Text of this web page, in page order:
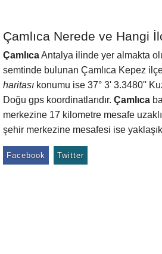
Çamlıca Nerede ve Hangi
ÇamlıcaAntalya ilinde yer almakta
semtinde bulunan Çamlıca Kepez
haritası konumu ise 37° 3' 3.3480''
Doğu gps koordinatlarıdır. Çamlıca
merkezine 17 kilometre mesafe
şehir merkezine mesafesi ise
Facebook Twitter